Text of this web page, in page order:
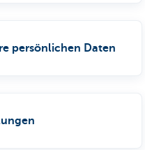
persönlichen Daten